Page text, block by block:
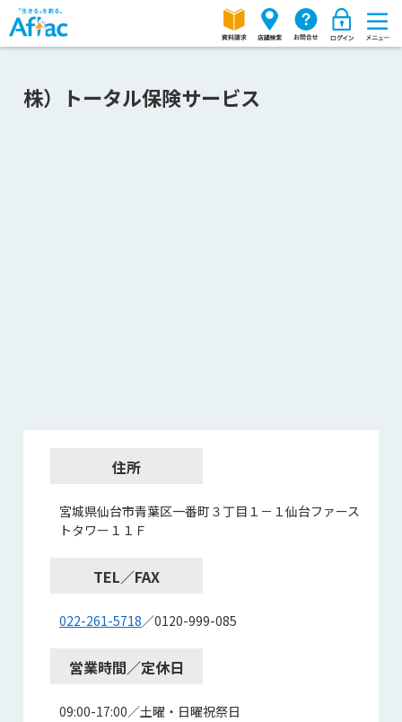
株）トータル保険サービス
住所
宮城県仙台市青葉区一番町３丁目１－１仙台ファース
トタワー１１Ｆ
TEL／FAX
022-261-5718／0120-999-085
営業時間／定休日
09:00-17:00／土曜・日曜祝祭日